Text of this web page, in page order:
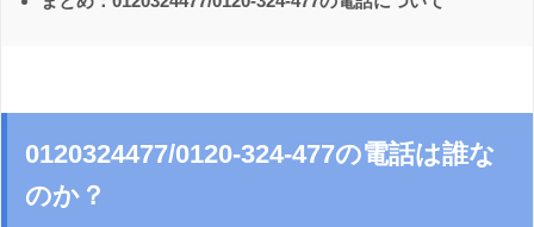
0120324477/0120-324-477の電話は誰な
のか？